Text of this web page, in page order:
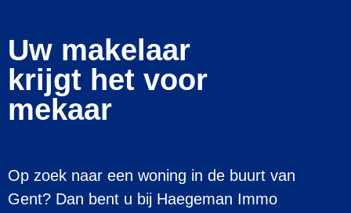
Uw makelaar
krijgt het voor
mekaar
Op zoek naar een woning in de buurt van
Gent? Dan bent u bij Haegeman Immo